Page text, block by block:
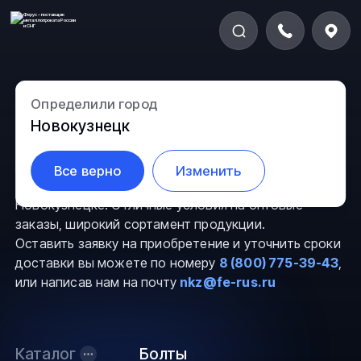
Определили город
Новокузнецк
Все верно Изменить
Болты в Новокузнецке
Компания ООО “Ферус” предлагает Вам
приобрести болтпо выгодной цене в
Новокузнецке. Отличные условия на оптовые
заказы, широкий сортамент продукции.
Оставить заявку на приобретение и уточнить сроки
доставки вы можете по номеру 8 (800) 775-39-43,
или написав нам на почту nkz@fe-rus.ru
Каталог Болты